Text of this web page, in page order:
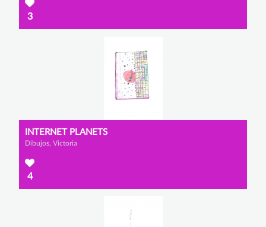
3
INTERNET PLANETS
Dibujos, Victoria
4